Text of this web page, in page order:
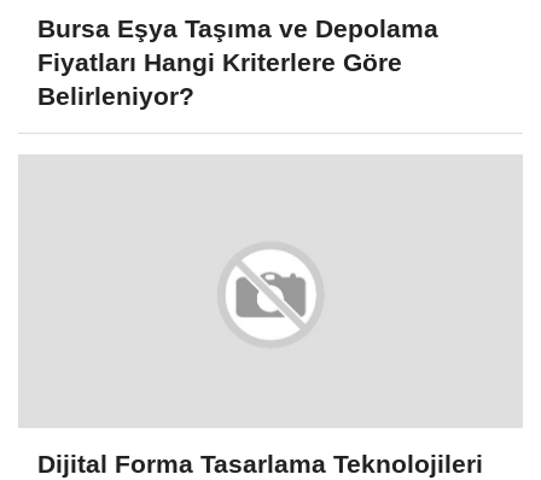
Bursa Eşya Taşıma ve Depolama
Fiyatları Hangi Kriterlere Göre
Belirleniyor?
Dijital Forma Tasarlama Teknolojileri